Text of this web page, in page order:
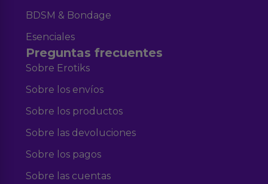
BDSM & Bondage
Esenciales
Preguntas frecuentes
Sobre Erotiks
Sobre los envíos
Sobre los productos
Sobre las devoluciones
Sobre los pagos
Sobre las cuentas